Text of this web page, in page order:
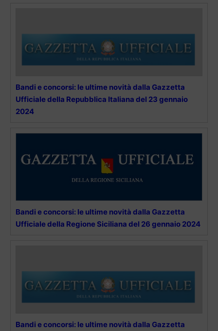
Bandi e concorsi: le ultime novità dalla Gazzetta
Ufficiale della Repubblica Italiana del 23 gennaio
2024
Bandi e concorsi: le ultime novità dalla Gazzetta
Ufficiale della Regione Siciliana del 26 gennaio 2024
Bandi e concorsi: le ultime novità dalla Gazzetta